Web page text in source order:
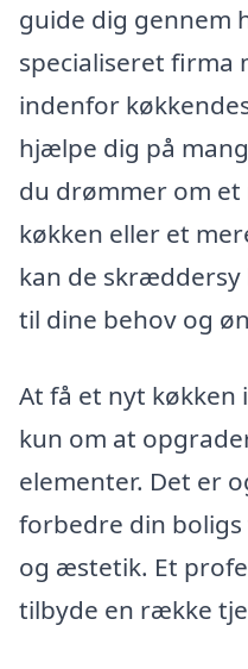
guide dig gennem
specialiseret firma
indenfor
hjælpe dig på
du drømmer om
køkken eller et
kan de skræddersy
til dine behov og
At få et nyt køkken
kun om at
elementer. Det er
forbedre din
og æstetik. Et
tilbyde en række